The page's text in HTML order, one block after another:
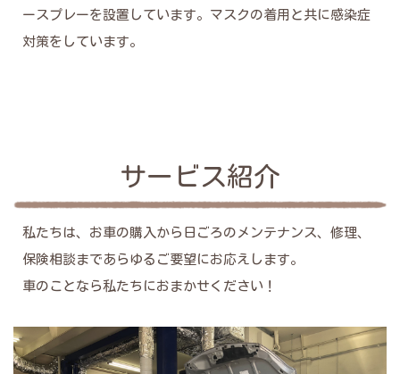
ースプレーを設置しています。マスクの着用と共に感染症
対策をしています。
サービス紹介
私たちは、お車の購入から日ごろのメンテナンス、修理、
保険相談まであらゆるご要望にお応えします。
車のことなら私たちにおまかせください！